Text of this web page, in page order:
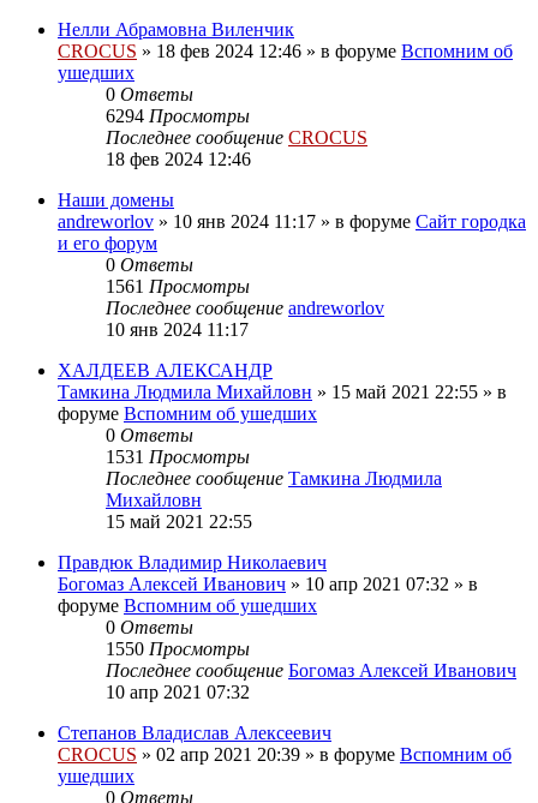
Нелли Абрамовна Виленчик
CROCUS » 18 фев 2024 12:46 » в форуме Вспомним об
ушедших
0 Ответы
6294 Просмотры
Последнее сообщение CROCUS
18 фев 2024 12:46
Наши домены
andreworlov » 10 янв 2024 11:17 » в форуме Сайт городка
и его форум
0 Ответы
1561 Просмотры
Последнее сообщение andreworlov
10 янв 2024 11:17
ХАЛДЕЕВ АЛЕКСАНДР
Тамкина Людмила Михайловн » 15 май 2021 22:55 » в
форуме Вспомним об ушедших
0 Ответы
1531 Просмотры
Последнее сообщение Тамкина Людмила
Михайловн
15 май 2021 22:55
Правдюк Владимир Николаевич
Богомаз Алексей Иванович » 10 апр 2021 07:32 » в
форуме Вспомним об ушедших
0 Ответы
1550 Просмотры
Последнее сообщение Богомаз Алексей Иванович
10 апр 2021 07:32
Степанов Владислав Алексеевич
CROCUS » 02 апр 2021 20:39 » в форуме Вспомним об
ушедших
0 Ответы